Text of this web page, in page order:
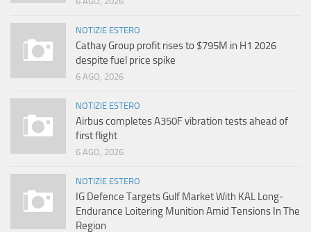
NOTIZIE ESTERO
Cathay Group profit rises to $795M in H1 2026
despite fuel price spike
6 AGO, 2026
NOTIZIE ESTERO
Airbus completes A350F vibration tests ahead of
first flight
6 AGO, 2026
NOTIZIE ESTERO
IG Defence Targets Gulf Market With KAL Long-
Endurance Loitering Munition Amid Tensions In The
Region